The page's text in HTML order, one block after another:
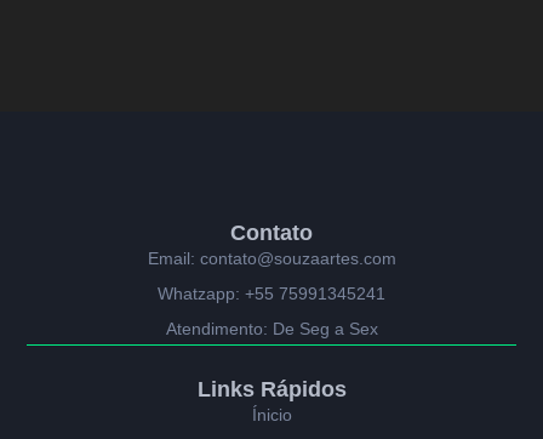
Contato
Email: contato@souzaartes.com
Whatzapp: +55 75991345241
Atendimento: De Seg a Sex
Links Rápidos
Ínicio